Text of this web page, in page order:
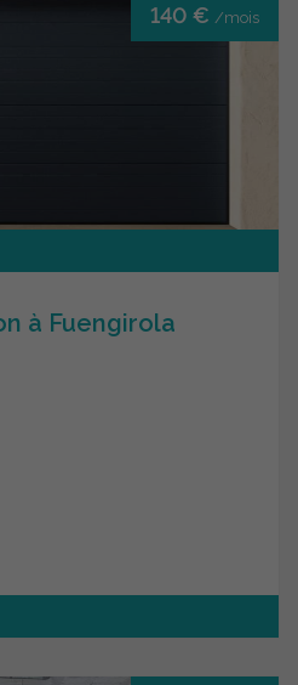
140 € /mois
à Fuengirola